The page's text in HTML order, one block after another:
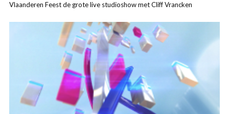
Vlaanderen Feest de grote live studioshow met Cliff Vrancken